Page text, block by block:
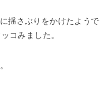
揺さぶりをかけたようで
コみました。